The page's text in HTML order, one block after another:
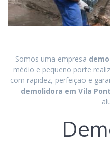
Somos uma empresa
médio e pequeno porte
com rapidez, perfeição e
demolidora em Vila